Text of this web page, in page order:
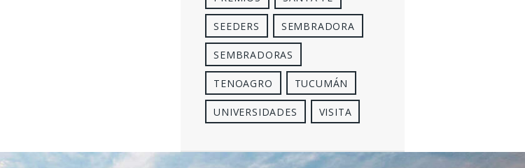
SEEDERS SEMBRADORA
SEMBRADORAS
TENOAGRO TUCUMÁN
UNIVERSIDADES VISITA